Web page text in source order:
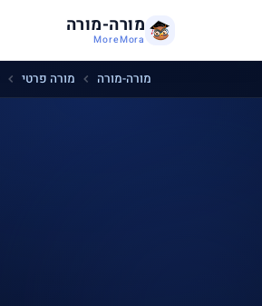
מורה-מורה
MoreMora
מורה-מורה מורה פרטי